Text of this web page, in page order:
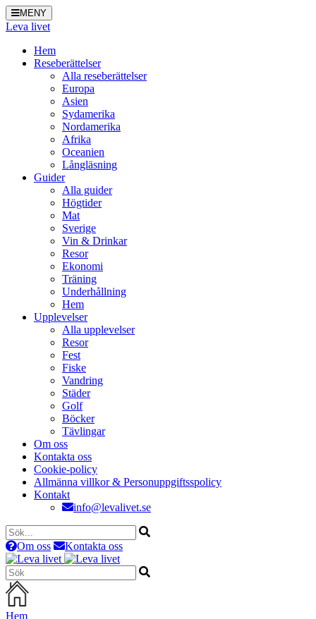
MENY
Leva livet
Hem
Reseberättelser
Alla reseberättelser
Europa
Asien
Sydamerika
Nordamerika
Afrika
Oceanien
Långläsning
Guider
Alla guider
Högtider
Mat
Sverige
Vin & Drinkar
Resor
Ekonomi
Träning
Underhållning
Hem
Upplevelser
Alla upplevelser
Resor
Fest
Fiske
Vandring
Städer
Golf
Böcker
Tävlingar
Om oss
Kontakta oss
Cookie-policy
Allmänna villkor & Personuppgiftsspolicy
Kontakt
info@levalivet.se
Om oss Kontakta oss
Hem